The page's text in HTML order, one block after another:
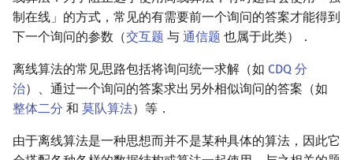
镜像站列表
致谢
Dev-C++
CLion
Xcode
Special Judge
Testlib
Polygon
OJ 工具
文件操作
Lambda 表达式
pb_ds
Java 速成
Java 进阶
归并排序
堆排序
希尔排序
前缀和 & 差分
二分
倍增
构造
IDA*
回溯法
Dancing Links
Alpha–Beta 剪枝
状压 DP
数位 DP
插头 DP
计数 DP
Boyer–Moore 算法
Z 函数（扩展 KMP）
AC 自动机
后缀数组 (SA)
置换和排列
弧度制与坐标系
复数
数论
裴蜀定理 & 一次不定方程
费马小定理 & 欧拉定理
线性同余方程
多项式多点求值|快速插值
多项式初等函数
多项式平移|连续点值平移
贝尔数
伯努利数
Eulerian Number
线性基
线性映射
对角化
块状数据结构
单调栈
单调队列
ST 表
AVL 树
红黑树
AA 树
虚树
树分治
AHU 算法
拓扑排序
最短路问题
生成树问题
斯坦纳树
扫描线
旋转卡壳
半平面交
平面最近点对
莫队配合 bitset
制在线」的方式，常见的有需要前一个询问的答案才能得到
下一个询问的参数（交互题 与 通信题 也属于此类）．
离线算法的常见思路包括将询问统一求解（如 CDQ 分
治）、通过一个询问的答案求出另外相似询问的答案（如
整体二分 和 莫队算法）等．
由于离线算法是一种思想而并不是某种具体的算法，因此它